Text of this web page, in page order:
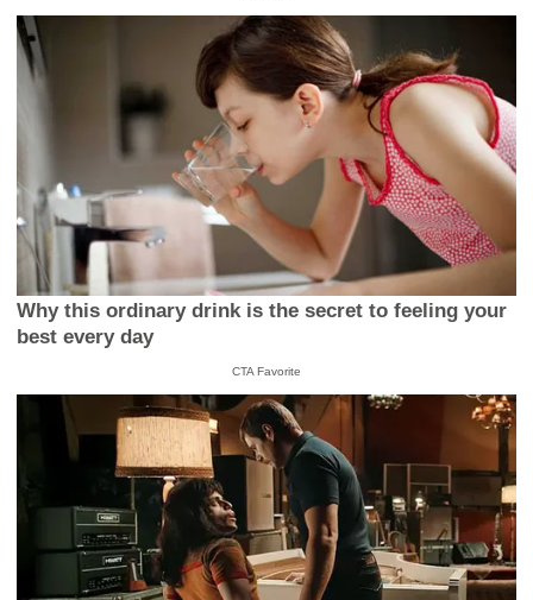
Why this ordinary drink is the secret to feeling your
best every day
CTA Favorite